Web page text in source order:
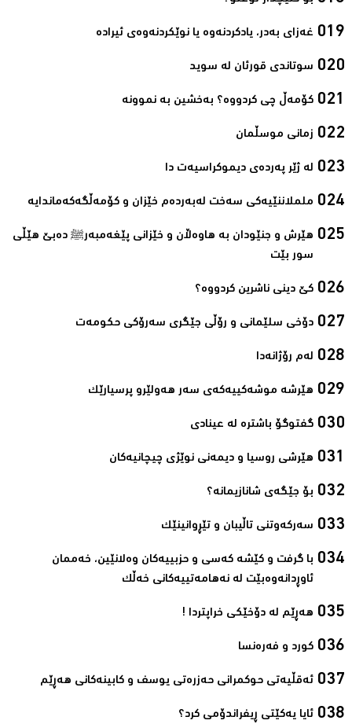
غەزای بەدر، یادکردنەوە یا نوێکردنەوەی ئیرادە‌
سوتاندى قورئان لە سوید‌
کۆمەڵ چی کردووە؟ بەخشین بە نموونە‌
زمانی موسڵمان‌
لە ژێر پەردەی دیموکراسیەت دا‌
ململاننێیەكی سەخت لەبەردەم خێزان و كۆمەڵگەكەماندایە‌
ھێرش و جنێودان بە ھاوەڵان و خێزانی پێغەمبەرﷺ دەبێ ھێڵی
سور بێت‌
کێ دینی ناشرین کردووە؟ ‌
دۆخی سلێمانی و رۆڵی جێگری سەرۆکی حکومەت‌
لەم رۆژانەدا ‌
هێرشە موشەکییەکەی سەر هەولێرو پرسیارێک‌
گفتوگۆ باشترە لە عینادی‌
ھێرشی روسیا و دیمەنی نوێژی چیچانیەکان‌
بۆ جێگەی شانازیمانە؟‌
سەرکەوتنی تاڵیبان و تێڕوانینێک‌
با گرفت و كێشه‌ كه‌سی و حزبییه‌كان وه‌لانێین، خه‌ممان
ئاوڕدانه‌وه‌بێت له‌ نه‌هامه‌تییه‌كانی خه‌ڵك‌
ھەڕێم لە دۆخێکی خراپتردا !‌
کورد و فەرەنسا‌
ئەقڵیەتی حوکمرانی حەزرەتی یوسف و کابینەکانی ھەڕێم‌
ئایا یەكێتی ڕیفراندۆمی كرد؟‌